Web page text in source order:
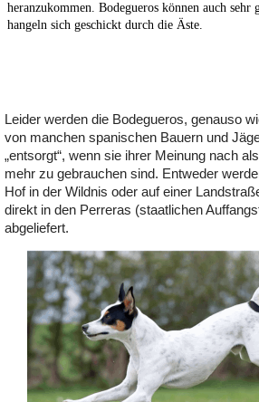
heranzukommen. Bodegueros können auch
hangeln sich geschickt durch die Äste.
Leider werden die Bodegueros, genauso
von manchen spanischen Bauern und
„entsorgt“, wenn sie ihrer Meinung nach
mehr zu gebrauchen sind. Entweder
Hof in der Wildnis oder auf einer
direkt in den Perreras (staatlichen
abgeliefert.